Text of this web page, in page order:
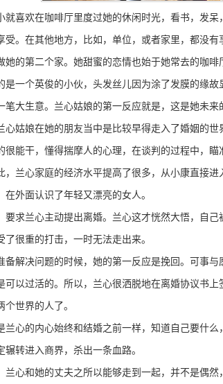
喜欢在咖啡厅里度过她的休闲时光，看书，发呆
受。在其他地方，比如，单位，或者家里，都没有
第二个家。她甜蜜的恋情也始于她常去的咖啡
一个英俊的小伙，头发丝儿因为涂了发膜的缘故
笔大生意。兰心姑娘的第一反应就是，这是她未
心姑娘在她的朋友当中是比较早得走入了婚姻的世
能干，懂得揣摩人的心理，在谈判的过程中，瞄
，兰心家庭的经济水平提高了很多，从小康直接进
外面认识了年轻又漂亮的女人。
求兰心主动提出离婚。兰心这才恍然大悟，自己
了很重的打击，一时无法走出来。
决问题的时候，她的第一反应是挽回。可事与
可以过活的。所以，兰心很洒脱地在离婚协议书
世界的人了。
心的内心始终和结婚之前一样，知道自己要什么
转进入商界，杀出一条血路。
兰心和她的丈夫之所以能够走到一起，并不是偶